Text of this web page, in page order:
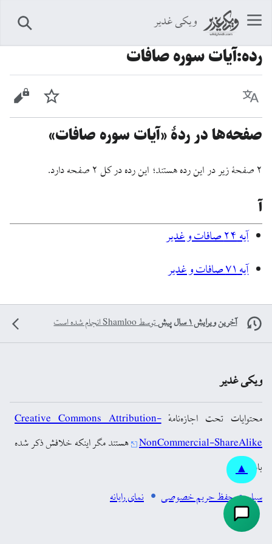
ویکی غدیر
رده:آیات سوره صافات
زبان پیگیری
صفحه‌ها در ردهٔ «آیات سوره صافات»
۲ صفحۀ زیر در این رده هستند؛ این رده در کل ۲ صفحه دارد.
آ
آیه ۲۴ صافات و غدیر
آیه ۷۱ صافات و غدیر
▲
آخرین ویرایش ۱ سال پیش توسطShamlooانجام شده است
ویکی غدیر
محتوایات تحت اجازه‌نامهٔCreative Commons Attribution-
NonCommercial-ShareAlike هستند مگر اینکه خلافش ذکر شده
باشد.
سیاست حفظ حریم خصوصی
نمای رایانه